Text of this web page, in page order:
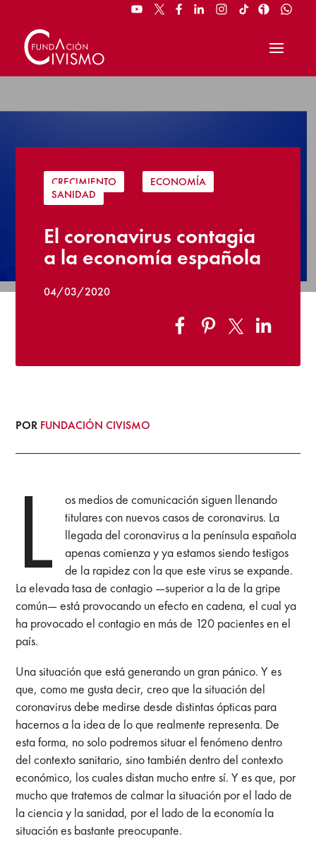
CRECIMIENTO ECONOMÍA
SANIDAD
El coronavirus contagia
a la economía española
04/03/2020
POR FUNDACIÓN CIVISMO
L
os medios de comunicación siguen llenando
titulares con nuevos casos de coronavirus. La
llegada del coronavirus a la península española
apenas comienza y ya estamos siendo testigos
de la rapidez con la que este virus se expande.
La elevada tasa de contagio —superior a la de la gripe
común— está provocando un efecto en cadena, el cual ya
ha provocado el contagio en más de 120 pacientes en el
país.
Una situación que está generando un gran pánico. Y es
que, como me gusta decir, creo que la situación del
coronavirus debe medirse desde distintas ópticas para
hacernos a la idea de lo que realmente representa. De
esta forma, no solo podremos situar el fenómeno dentro
del contexto sanitario, sino también dentro del contexto
económico, los cuales distan mucho entre sí. Y es que, por
mucho que tratemos de calmar la situación por el lado de
la ciencia y la sanidad, por el lado de la economía la
situación es bastante preocupante.